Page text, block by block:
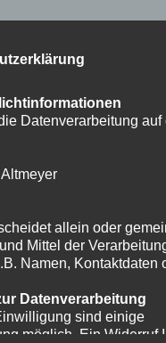
Datenverarbeitung auf
allein oder
Mittel der
Namen, Kontaktdaten
Datenverarbeitung
sind einige
möglich. Ein Widerruf